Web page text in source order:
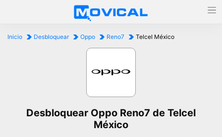
Inicio Desbloquear Oppo Reno7 Telcel México
Desbloquear Oppo Reno7 de Telcel
México